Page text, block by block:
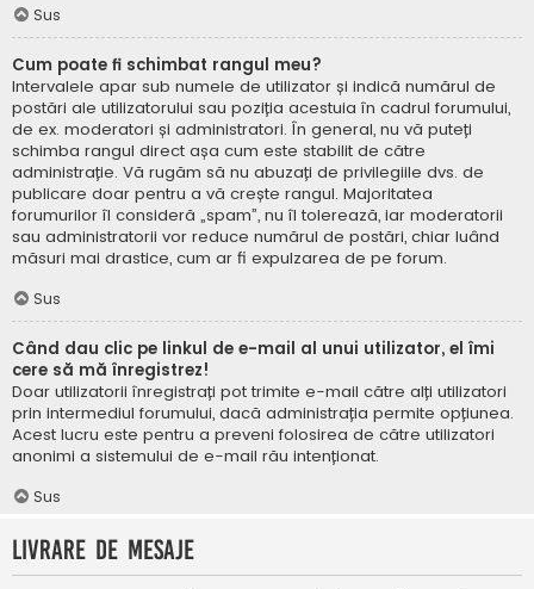
Sus
Cum poate fi schimbat rangul meu?
Intervalele apar sub numele de utilizator și indică numărul de
postări ale utilizatorului sau poziția acestuia în cadrul forumului,
de ex. moderatori și administratori. În general, nu vă puteți
schimba rangul direct așa cum este stabilit de către
administrație. Vă rugăm să nu abuzați de privilegiile dvs. de
publicare doar pentru a vă crește rangul. Majoritatea
forumurilor îl consideră „spam”, nu îl tolerează, iar moderatorii
sau administratorii vor reduce numărul de postări, chiar luând
măsuri mai drastice, cum ar fi expulzarea de pe forum.
Sus
Când dau clic pe linkul de e-mail al unui utilizator, el îmi
cere să mă înregistrez!
Doar utilizatorii înregistrați pot trimite e-mail către alți utilizatori
prin intermediul forumului, dacă administrația permite opțiunea.
Acest lucru este pentru a preveni folosirea de către utilizatori
anonimi a sistemului de e-mail rău intenționat.
Sus
Livrare de mesaje